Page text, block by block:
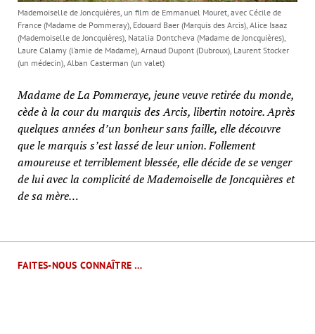
FAITES-NOUS CONNAÎTRE …
Mademoiselle de Joncquières, un film de Emmanuel Mouret, avec Cécile de
France (Madame de Pommeray), Edouard Baer (Marquis des Arcis), Alice Isaaz
(Mademoiselle de Joncquières), Natalia Dontcheva (Madame de Joncquières),
Laure Calamy (l’amie de Madame), Arnaud Dupont (Dubroux), Laurent Stocker
(un médecin), Alban Casterman (un valet)
Madame de La Pommeraye, jeune veuve retirée du monde,
cède à la cour du marquis des Arcis, libertin notoire. Après
quelques années d’un bonheur sans faille, elle découvre
que le marquis s’est lassé de leur union. Follement
amoureuse et terriblement blessée, elle décide de se venger
de lui avec la complicité de Mademoiselle de Joncquières et
de sa mère…